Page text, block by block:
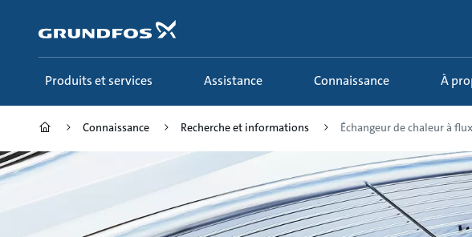
principal
Produits et services Assistance Connaissance À
Connaissance Recherche et informations Échangeur de chaleur à